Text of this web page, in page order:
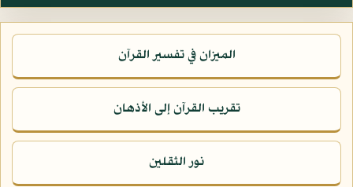
الميزان في تفسير القرآن
تقريب القرآن إلى الأذهان
نور الثقلين